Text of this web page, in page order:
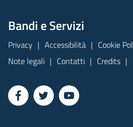
Bandi e Servizi
Privacy Accessibilità
Cookie
Note legali
Contatti Credits